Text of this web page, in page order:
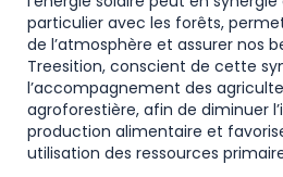
particulier avec les forêts,
de l’atmosphère et assurer nos
Treesition, conscient de cette
l’accompagnement des
agroforestière, afin de diminuer
production alimentaire et
utilisation des ressources